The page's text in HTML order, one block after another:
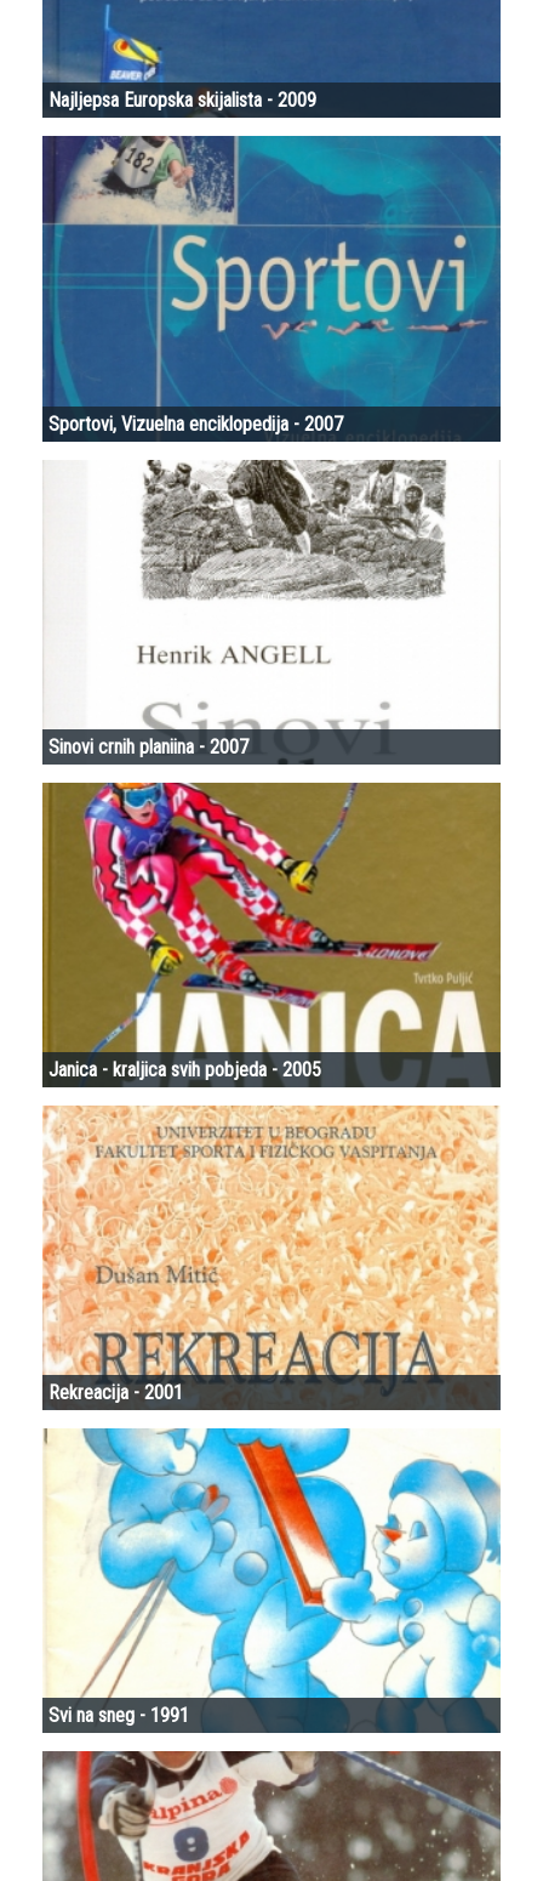
Najljepsa Europska skijalista - 2009
Sportovi, Vizuelna enciklopedija - 2007
Sinovi crnih planiina - 2007
Janica - kraljica svih pobjeda - 2005
Rekreacija - 2001
Svi na sneg - 1991